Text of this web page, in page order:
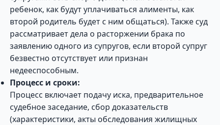
ребенок, как будут уплачиваться алименты, как
второй родитель будет с ним общаться). Также суд
рассматривает дела о расторжении брака по
заявлению одного из супругов, если второй супруг
безвестно отсутствует или признан
недееспособным.
Процесс и сроки:
Процесс включает подачу иска, предварительное
судебное заседание, сбор доказательств
(характеристики, акты обследования жилищных